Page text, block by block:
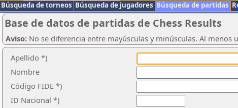
Búsqueda de torneos Búsqueda de jugadores Búsqueda de partidas
Base de datos de partidas de Chess Results
Aviso: No se diferencia entre mayúsculas y minúsculas. Al
Apellido *)
Nombre
Código FIDE *)
ID Nacional *)